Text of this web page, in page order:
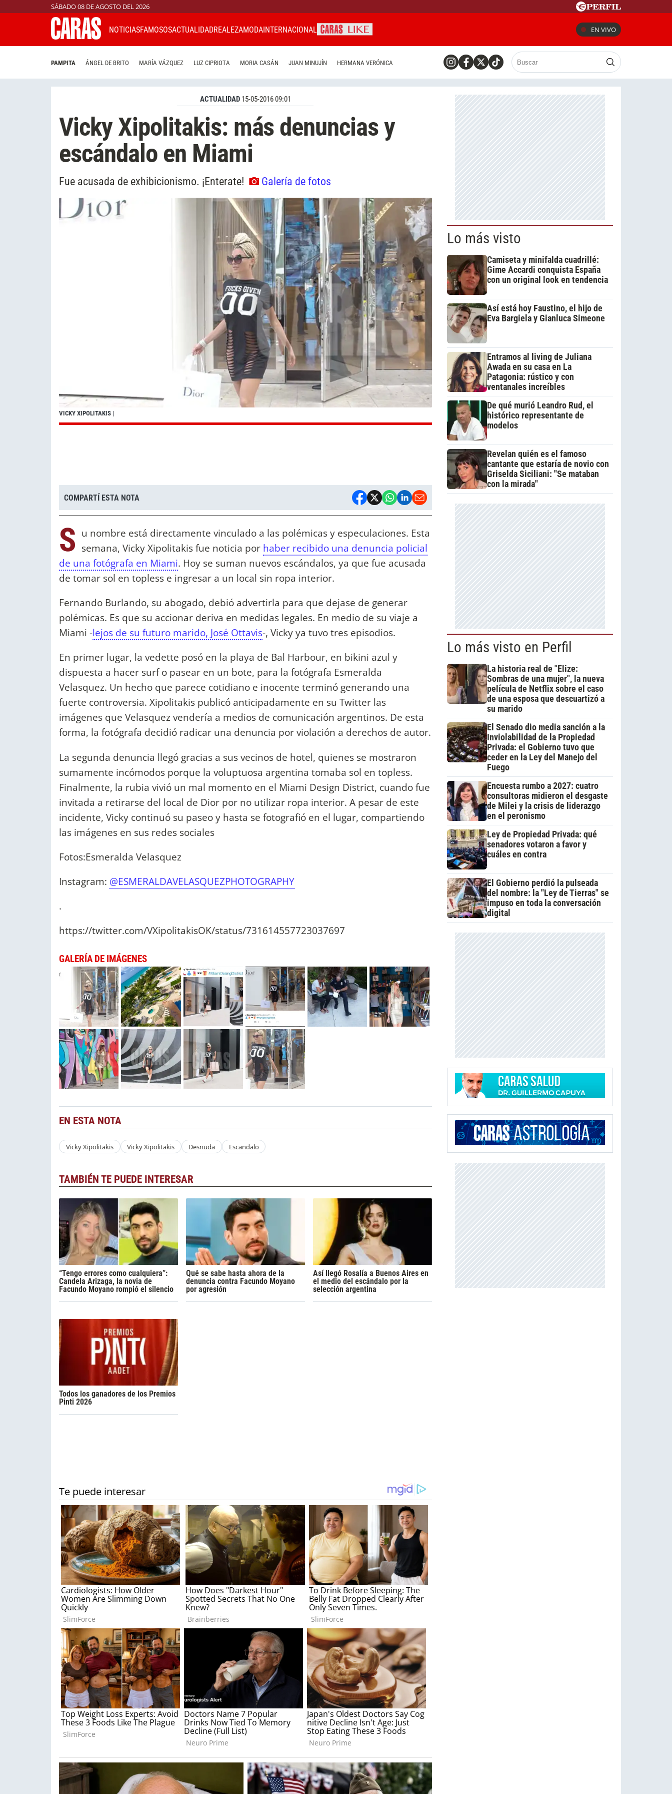
SÁBADO 08 DE AGOSTO DEL 2026
NOTICIASFAMOSOSACTUALIDADREALEZAMODAINTERNACIONAL EN VIVO
PAMPITA ÁNGEL DE BRITO MARÍA VÁZQUEZ LUZ CIPRIOTA MORIA CASÁN JUAN MINUJÍN HERMANA VERÓNICA
ACTUALIDAD 15-05-2016 09:01
Vicky Xipolitakis: más denuncias y
escándalo en Miami
Fue acusada de exhibicionismo. ¡Enterate! Galería de fotos
VICKY XIPOLITAKIS |
COMPARTÍ ESTA NOTA
S u nombre está directamente vinculado a las polémicas y especulaciones. Esta
semana, Vicky Xipolitakis fue noticia por haber recibido una denuncia policial
de una fotógrafa en Miami. Hoy se suman nuevos escándalos, ya que fue acusada
de tomar sol en topless e ingresar a un local sin ropa interior.
Fernando Burlando, su abogado, debió advertirla para que dejase de generar
polémicas. Es que su accionar deriva en medidas legales. En medio de su viaje a
Miami -lejos de su futuro marido, José Ottavis-, Vicky ya tuvo tres episodios.
En primer lugar, la vedette posó en la playa de Bal Harbour, en bikini azul y
dispuesta a hacer surf o pasear en un bote, para la fotógrafa Esmeralda
Velasquez. Un hecho que parece cotidiano e inocente terminó generando una
fuerte controversia. Xipolitakis publicó anticipadamente en su Twitter las
imágenes que Velasquez vendería a medios de comunicación argentinos. De esta
forma, la fotógrafa decidió radicar una denuncia por violación a derechos de autor.
La segunda denuncia llegó gracias a sus vecinos de hotel, quienes se mostraron
sumamente incómodos porque la voluptuosa argentina tomaba sol en topless.
Finalmente, la rubia vivió un mal momento en el Miami Design District, cuando fue
invitada a retirarse del local de Dior por no utilizar ropa interior. A pesar de este
incidente, Vicky continuó su paseo y hasta se fotografió en el lugar, compartiendo
las imágenes en sus redes sociales
Fotos:Esmeralda Velasquez
Instagram: @ESMERALDAVELASQUEZPHOTOGRAPHY
.
https://twitter.com/VXipolitakisOK/status/731614557723037697
GALERÍA DE IMÁGENES
EN ESTA NOTA
Vicky Xipolitakis Vicky Xipolitakis Desnuda Escandalo
TAMBIÉN TE PUEDE INTERESAR
“Tengo errores como cualquiera”:
Candela Arizaga, la novia de
Facundo Moyano rompió el silencio
Qué se sabe hasta ahora de la
denuncia contra Facundo Moyano
por agresión
Así llegó Rosalía a Buenos Aires en
el medio del escándalo por la
selección argentina
Todos los ganadores de los Premios
Pinti 2026
Lo más visto
Camiseta y minifalda cuadrillé:
Gime Accardi conquista España
con un original look en tendencia
Así está hoy Faustino, el hijo de
Eva Bargiela y Gianluca Simeone
Entramos al living de Juliana
Awada en su casa en La
Patagonia: rústico y con
ventanales increíbles
De qué murió Leandro Rud, el
histórico representante de
modelos
Revelan quién es el famoso
cantante que estaría de novio con
Griselda Siciliani: "Se mataban
con la mirada"
Lo más visto en Perfil
La historia real de "Elize:
Sombras de una mujer", la nueva
película de Netflix sobre el caso
de una esposa que descuartizó a
su marido
El Senado dio media sanción a la
Inviolabilidad de la Propiedad
Privada: el Gobierno tuvo que
ceder en la Ley del Manejo del
Fuego
Encuesta rumbo a 2027: cuatro
consultoras midieron el desgaste
de Milei y la crisis de liderazgo
en el peronismo
Ley de Propiedad Privada: qué
senadores votaron a favor y
cuáles en contra
El Gobierno perdió la pulseada
del nombre: la "Ley de Tierras" se
impuso en toda la conversación
digital